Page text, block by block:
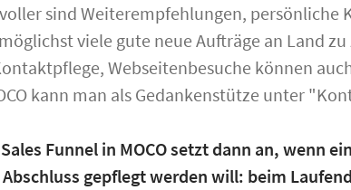
sind Weiterempfehlungen, persönliche
viele gute neue Aufträge an Land
Webseitenbesuche können
kann man als Gedankenstütze unter
Funnel in MOCO setzt dann an, wenn
gepflegt werden will: beim